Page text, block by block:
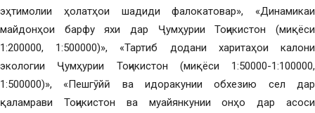
эҳтимолии ҳолатҳои шадиди фалокатовар», «Динамикаи
майдонҳои барфу яхи дар Ҷумҳурии Тоҷикистон (миқёси
1:200000, 1:500000)», «Тартиб додани харитаҳои калони
экологии Ҷумҳурии Тоҷикистон (миқёси 1:50000-1:100000,
1:500000)», «Пешгӯйӣ ва идоракунии обхезию сел дар
қаламрави Тоҷикистон ва муайянкунии онҳо дар асоси